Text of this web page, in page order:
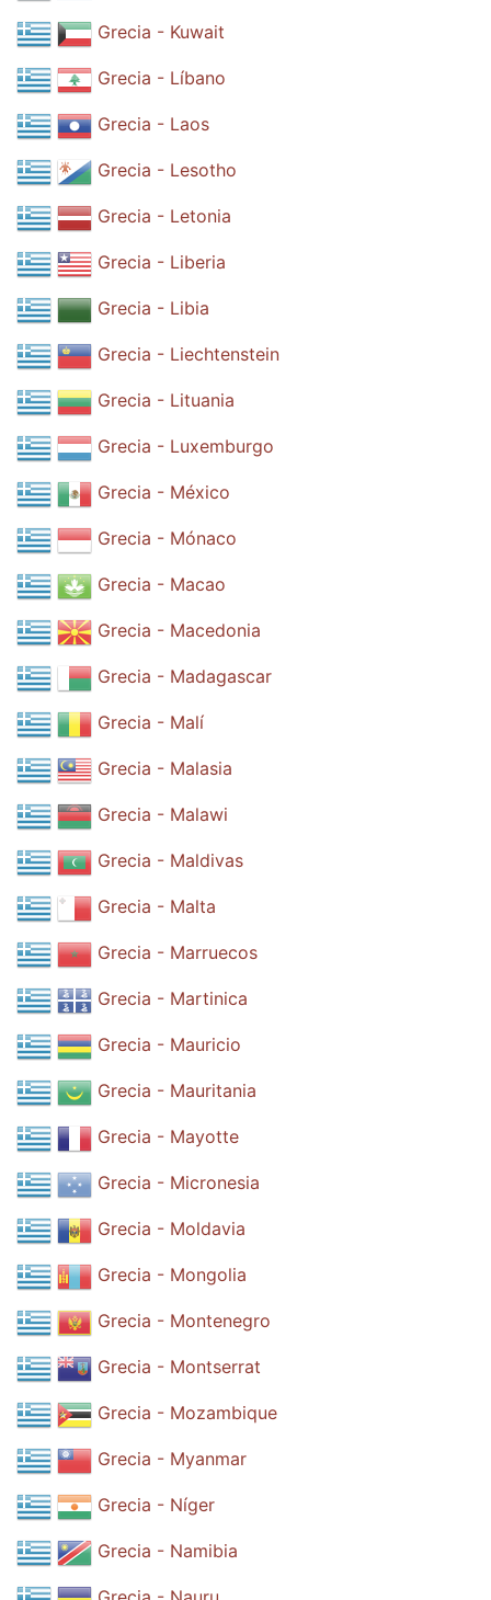
Grecia - Kuwait
Grecia - Líbano
Grecia - Laos
Grecia - Lesotho
Grecia - Letonia
Grecia - Liberia
Grecia - Libia
Grecia - Liechtenstein
Grecia - Lituania
Grecia - Luxemburgo
Grecia - México
Grecia - Mónaco
Grecia - Macao
Grecia - Macedonia
Grecia - Madagascar
Grecia - Malí
Grecia - Malasia
Grecia - Malawi
Grecia - Maldivas
Grecia - Malta
Grecia - Marruecos
Grecia - Martinica
Grecia - Mauricio
Grecia - Mauritania
Grecia - Mayotte
Grecia - Micronesia
Grecia - Moldavia
Grecia - Mongolia
Grecia - Montenegro
Grecia - Montserrat
Grecia - Mozambique
Grecia - Myanmar
Grecia - Níger
Grecia - Namibia